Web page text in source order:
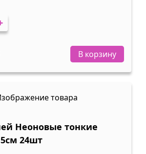
В корзину
Неоновые тонкие
24шт